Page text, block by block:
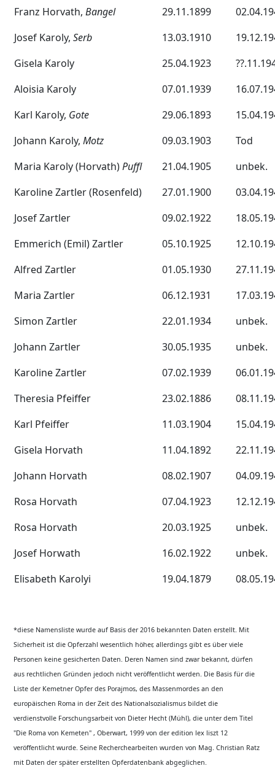
Franz Horvath, Bangel 29.11.1899
Josef Karoly, Serb 13.03.1910
Gisela Karoly
25.04.1923
Aloisia Karoly
07.01.1939
Karl Karoly, Gote 29.06.1893
Johann Karoly, Motz 09.03.1903
Tod
Maria Karoly (Horvath)Puffl 21.04.1905
unbek.
Karoline Zartler (Rosenfeld)
27.01.1900
Josef Zartler
09.02.1922
Emmerich (Emil) Zartler
05.10.1925
Alfred Zartler
01.05.1930
Maria Zartler
06.12.1931
Simon Zartler
22.01.1934
unbek.
Johann Zartler
30.05.1935
unbek.
Karoline Zartler
07.02.1939
Theresia Pfeiffer
23.02.1886
Karl Pfeiffer
11.03.1904
Gisela Horvath
11.04.1892
Johann Horvath
08.02.1907
Rosa Horvath
07.04.1923
Rosa Horvath
20.03.1925
unbek.
Josef Horwath
16.02.1922
unbek.
Elisabeth Karolyi
19.04.1879
*diese Namensliste wurde auf Basis der 2016 bekannten Daten erstellt. Mit
Sicherheit ist die Opferzahl wesentlich höher, allerdings gibt es über viele
Personen keine gesicherten Daten. Deren Namen sind zwar bekannt, dürfen
aus rechtlichen Gründen jedoch nicht veröffentlicht werden. Die Basis für die
Liste der Kemetner Opfer des Porajmos, des Massenmordes an den
europäischen Roma in der Zeit des Nationalsozialismus bildet die
verdienstvolle Forschungsarbeit von Dieter Hecht (Mühl), die unter dem Titel
"Die Roma von Kemeten" , Oberwart, 1999 von der edition lex liszt 12
veröffentlicht wurde. Seine Recherchearbeiten wurden von Mag. Christian Ratz
mit Daten der später erstellten Opferdatenbank abgeglichen.